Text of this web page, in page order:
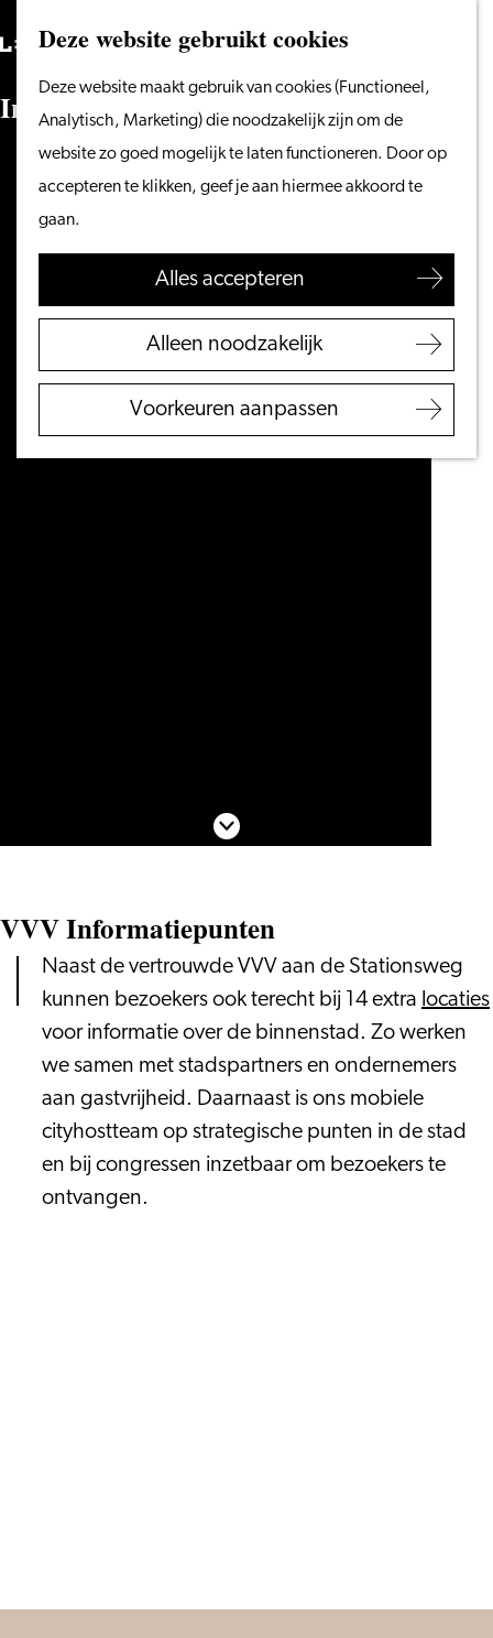
Deze website gebruikt cookies
Deze website maakt gebruik van cookies (Functioneel,
Analytisch, Marketing) die noodzakelijk zijn om de
website zo goed mogelijk te laten functioneren. Door op
accepteren te klikken, geef je aan hiermee akkoord te
gaan.
Alles accepteren
Alleen noodzakelijk
Voorkeuren aanpassen
naar
homepage
Menu
ZoekenVanaf het water
wandelen
Winkelen
Eten & drinken
Met kinderen
VVV Leiden
Bereikbaarheid
Regio Leiden
Zoeken
In ormati epunten
Scroll naar beneden
VVV Informatiepunten
Naast de vertrouwde VVV aan de Stationsweg
kunnen bezoekers ook terecht bij 14 extra locaties
voor informatie over de binnenstad. Zo werken
we samen met stadspartners en ondernemers
aan gastvrijheid. Daarnaast is ons mobiele
cityhostteam op strategische punten in de stad
en bij congressen inzetbaar om bezoekers te
ontvangen.